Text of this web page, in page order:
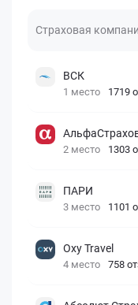
Страховая
ВСК
1 место 1719
2 место 1303
ПАРИ
3 место 1101
Oxy Travel
4 место 758